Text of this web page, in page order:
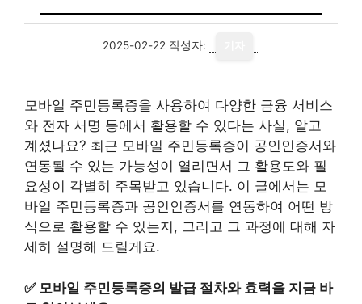
2025-02-22 작성자:
모바일 주민등록증을 사용하여 다양한 금융 서비스
와 전자 서명 등에서 활용할 수 있다는 사실, 알고
계셨나요? 최근 모바일 주민등록증이 공인인증서와
연동될 수 있는 가능성이 열리면서 그 활용도와 필
요성이 각별히 주목받고 있습니다. 이 글에서는 모
바일 주민등록증과 공인인증서를 연동하여 어떤 방
식으로 활용할 수 있는지, 그리고 그 과정에 대해 자
세히 설명해 드릴게요.
✅ 모바일 주민등록증의 발급 절차와 효력을 지금 바